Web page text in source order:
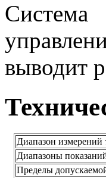
выводит
Диапазон измерений
Диапазоны
Пределы